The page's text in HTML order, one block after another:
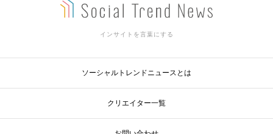
インサイトを言葉にする
ソーシャルトレンドニュースとは
クリエイター一覧